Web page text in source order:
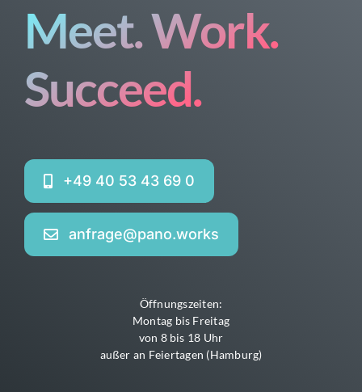
Meet. Work.
Succeed.
+49 40 53 43 69 0
anfrage@pano.works
Öffnungszeiten:
Montag bis Freitag
von 8 bis 18 Uhr
außer an Feiertagen (Hamburg)